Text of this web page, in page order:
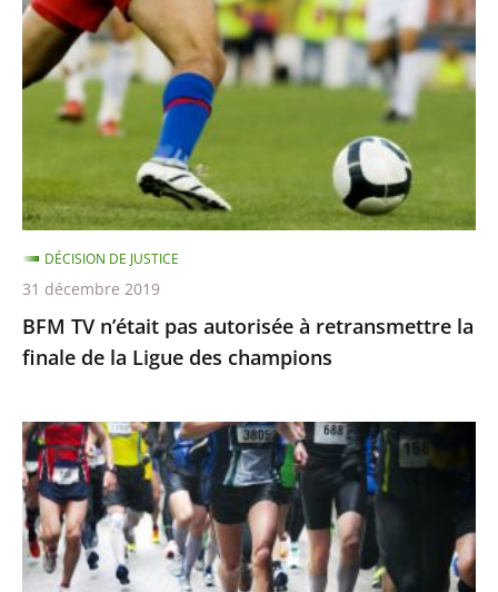
n’était
pas
autorisée
retransmettre
la
finale
de
la
Ligue
des
champions
BFM TV n’était pas autorisée à retransmettre la
finale de la Ligue des champions
DÉCISION DE JUSTICE
31 décembre 2019
Suspension
provisoire
de
Clémence
Calvin